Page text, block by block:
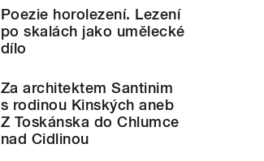
Poezie horolezení. Lezení
po skalách jako umělecké
dílo
Za architektem Santinim
s rodinou Kinských aneb
Z Toskánska do Chlumce
nad Cidlinou